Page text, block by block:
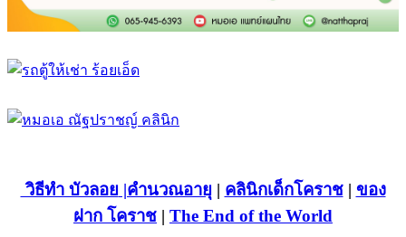
วิธีทำ บัวลอย |คำนวณอายุ | คลินิกเด็กโคราช| ของ
ฝาก โคราช | The End of the World